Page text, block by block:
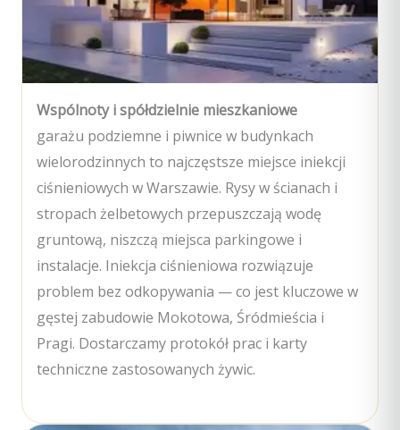
Wspólnoty i spółdzielnie mieszkaniowe
garażu podziemne i piwnice w budynkach
wielorodzinnych to najczęstsze miejsce iniekcji
ciśnieniowych w Warszawie. Rysy w ścianach i
stropach żelbetowych przepuszczają wodę
gruntową, niszczą miejsca parkingowe i
instalacje. Iniekcja ciśnieniowa rozwiązuje
problem bez odkopywania — co jest kluczowe w
gęstej zabudowie Mokotowa, Śródmieścia i
Pragi. Dostarczamy protokół prac i karty
techniczne zastosowanych żywic.